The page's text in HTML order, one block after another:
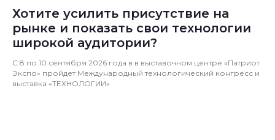
Хотите усилить присутствие на
рынке и показать свои технологии
широкой аудитории?
С 8 по 10 сентября 2026 года в в выставочном центре «Патриот
Экспо» пройдет Международный технологический конгресс и
выставка «ТЕХНОЛОГИИ»